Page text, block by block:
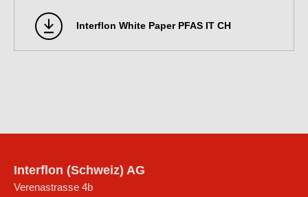
Interflon White Paper PFAS IT CH
Interflon (Schweiz) AG
Verenastrasse 4b